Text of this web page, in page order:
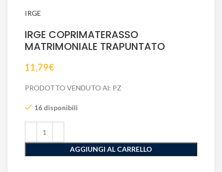
IRGE
IRGE COPRIMATERASSO
MATRIMONIALE TRAPUNTATO
11,79€
PRODOTTO VENDUTO Al: PZ
16 disponibili
AGGIUNGI AL CARRELLO